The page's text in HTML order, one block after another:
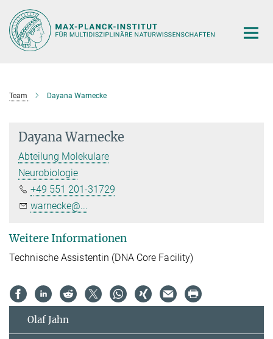
Hauptinhalt
Team Dayana Warnecke
Dayana Warnecke
Abteilung Molekulare
Neurobiologie
+49 551 201-31729
warnecke@...
Weitere Informationen
Technische Assistentin (DNA Core Facility)
Olaf Jahn